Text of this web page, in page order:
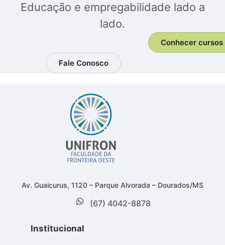
Educação e empregabilidade lado a
lado.
Conhecer cursos
Fale Conosco
Av. Guaicurus, 1120 – Parque Alvorada – Dourados/MS
(67) 4042-8878
Institucional